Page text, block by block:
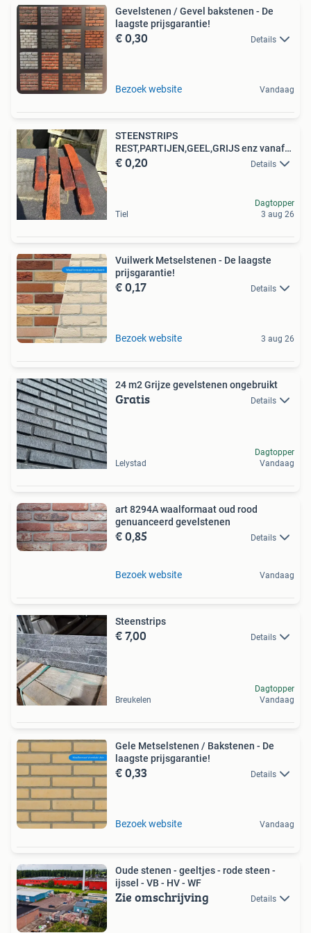
Gevelstenen / Gevel bakstenen - De
laagste prijsgarantie!
€ 0,30 Details
Bezoek website Vandaag
STEENSTRIPS
REST,PARTIJEN,GEEL,GRIJS enz vanaf
1,50 p. doos
€ 0,20 Details
Tiel
Dagtopper
3 aug 26
Vuilwerk Metselstenen - De laagste
prijsgarantie!
€ 0,17 Details
Bezoek website 3 aug 26
24 m2 Grijze gevelstenen ongebruikt
Gratis Details
Lelystad
Dagtopper
Vandaag
art 8294A waalformaat oud rood
genuanceerd gevelstenen
€ 0,85 Details
Bezoek website Vandaag
Steenstrips
€ 7,00 Details
Breukelen
Dagtopper
Vandaag
Gele Metselstenen / Bakstenen - De
laagste prijsgarantie!
€ 0,33 Details
Bezoek website Vandaag
Oude stenen - geeltjes - rode steen -
ijssel - VB - HV - WF
Zie omschrijving Details